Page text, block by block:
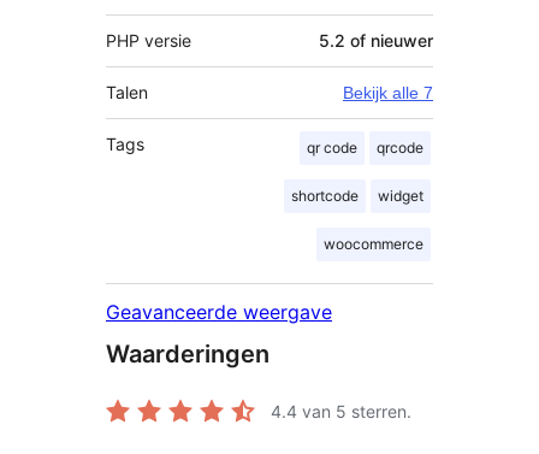
PHP versie 5.2 of nieuwer
Talen Bekijk alle 7
Tags qr code qrcode
shortcode widget
woocommerce
Geavanceerde weergave
Waarderingen
4.4 van 5 sterren.